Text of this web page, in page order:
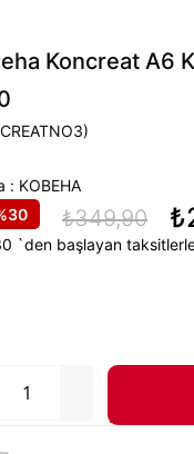
Koncreat A6
: KOBEHA
30
₺349,90
`den başlayan